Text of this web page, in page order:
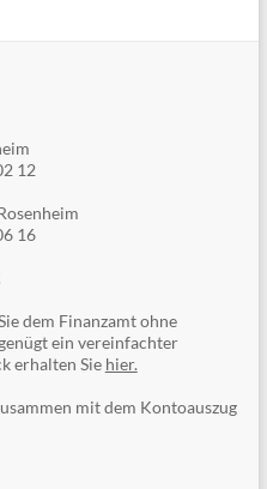
12
16
dem Finanzamt ohne
ein vereinfachter
erhalten Sie hier.
mit dem Kontoauszug